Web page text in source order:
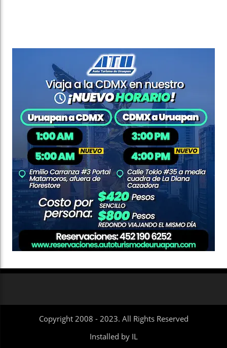
Copyright 2008 - 2023. All Rights Reserved
Installed by IL